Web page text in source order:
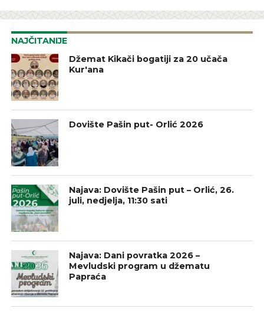
NAJČITANIJE
Džemat Kikači bogatiji za 20 učača
Kur'ana
Dovište Pašin put- Orlić 2026
Najava: Dovište Pašin put – Orlić, 26.
juli, nedjelja, 11:30 sati
Najava: Dani povratka 2026 –
Mevludski program u džematu
Papraća